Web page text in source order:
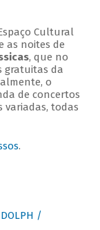
Cultural
as noites de
, que no
gratuitas da
o
de concertos
variadas, todas
.
/